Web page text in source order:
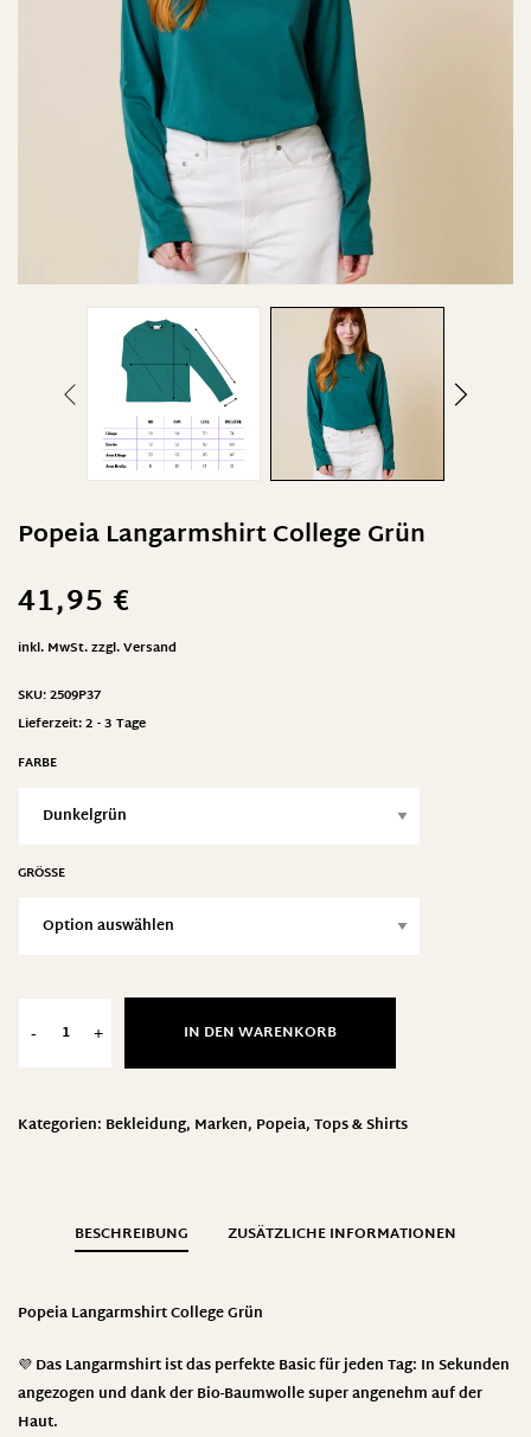
Popeia Langarmshirt College Grün
41,95 €
inkl. MwSt.zzgl.Versand
SKU:2509P37
Lieferzeit:2 - 3 Tage
FARBE
GRÖSSE
- + IN DEN WARENKORB
Kategorien: Bekleidung, Marken, Popeia,Tops & Shirts
BESCHREIBUNG ZUSÄTZLICHE INFORMATIONEN
Popeia Langarmshirt College Grün
💜 Das Langarmshirt ist das perfekte Basic für jeden Tag: In Sekunden
angezogen und dank der Bio-Baumwolle super angenehm auf der
Haut.